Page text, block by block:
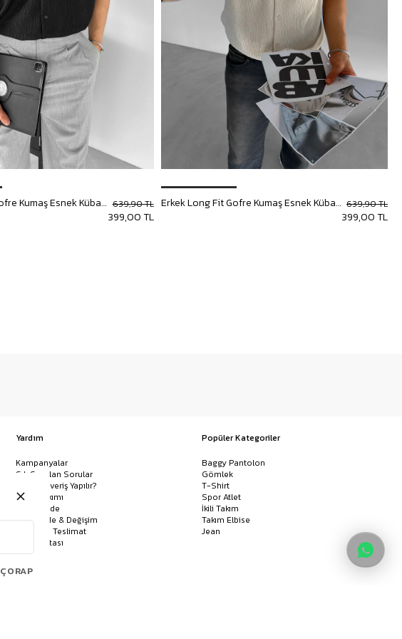
Erkek Long Fit Gofre Kumaş Esnek Küba Yaka Gömlek Siyah
399,00 TL
639,90 TL
Erkek Long Fit Gofre Kumaş Esnek Küba Yaka Gömlek Bej
399,00 TL
639,90 TL
Yardım
Kampanyalar
Sık Sorulan Sorular
Nasıl Alışveriş Yapılır?
Giysi Bakımı
İptal & İade
Kolay İade & Değişim
Kargo ve Teslimat
Site Haritası
Popüler Kategoriler
Baggy Pantolon
Gömlek
T-Shirt
Spor Atlet
İkili Takım
Takım Elbise
Jean
ÇORAP